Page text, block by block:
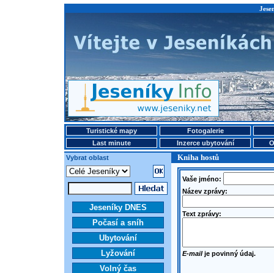
Turistické mapy
Fotogalerie
Last minute
Inzerce ubytování
Vybrat oblast
Kniha hostů
Jeseníky DNES
Počasí a sníh
Ubytování
Lyžování
Volný čas
Vaše jméno:
Název zprávy:
Text zprávy:
E-mailje povinný údaj.